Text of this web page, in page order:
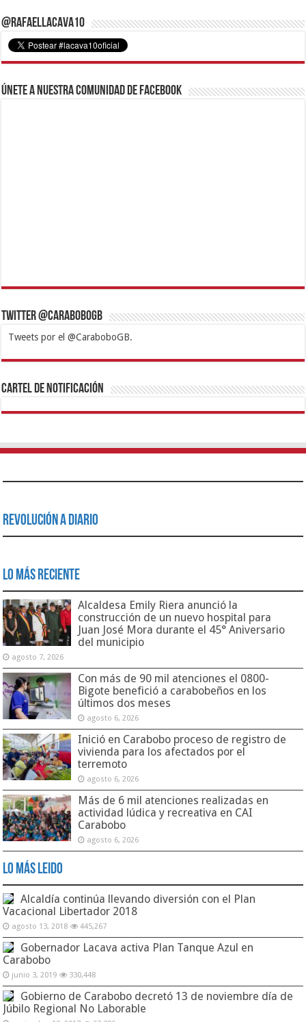
@RafaelLacava10
Únete a nuestra comunidad de Facebook
Twitter @CaraboboGB
Tweets por el @CaraboboGB.
1xbetBetturkeyBetistKralbetSupertotobetTipobetMatadorbetMariobet
https://mvbcasino.com/
Cartel de Notificación
Revolución a Diario
Lo Más Reciente
Alcaldesa Emily Riera anunció la
construcción de un nuevo hospital para
Juan José Mora durante el 45° Aniversario
del municipio
agosto 7, 2026
Con más de 90 mil atenciones el 0800-
Bigote benefició a carabobeños en los
últimos dos meses
agosto 6, 2026
Inició en Carabobo proceso de registro de
vivienda para los afectados por el
terremoto
agosto 6, 2026
Más de 6 mil atenciones realizadas en
actividad lúdica y recreativa en CAI
Carabobo
agosto 6, 2026
Lo Más Leido
Alcaldía continúa llevando diversión con el Plan
Vacacional Libertador 2018
agosto 13, 2018 445,267
Gobernador Lacava activa Plan Tanque Azul en
Carabobo
junio 3, 2019 330,448
Gobierno de Carabobo decretó 13 de noviembre día de
Júbilo Regional No Laborable